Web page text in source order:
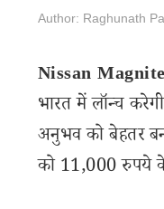
Author: Raghunath
Nissan
भारत में लॉन्च
अनुभव को बेहतर
को 11,000 रुपये